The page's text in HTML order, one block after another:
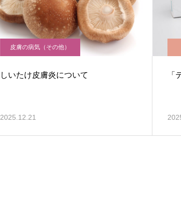
皮膚の病気（その他）
しいたけ皮膚炎について
2025.12.21
「